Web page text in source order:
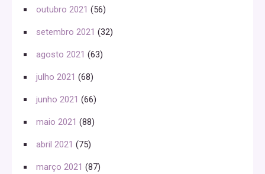
outubro 2021 (56)
setembro 2021 (32)
agosto 2021 (63)
julho 2021 (68)
junho 2021 (66)
maio 2021 (88)
abril 2021 (75)
março 2021 (87)